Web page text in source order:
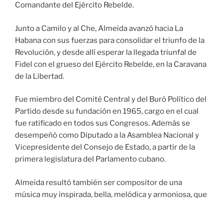
Comandante del Ejército Rebelde.
Junto a Camilo y al Che, Almeida avanzó hacia La
Habana con sus fuerzas para consolidar el triunfo de la
Revolución, y desde allí esperar la llegada triunfal de
Fidel con el grueso del Ejército Rebelde, en la Caravana
de la Libertad.
Fue miembro del Comité Central y del Buró Político del
Partido desde su fundación en 1965, cargo en el cual
fue ratificado en todos sus Congresos. Además se
desempeñó como Diputado a la Asamblea Nacional y
Vicepresidente del Consejo de Estado, a partir de la
primera legislatura del Parlamento cubano.
Almeida resultó también ser compositor de una
música muy inspirada, bella, melódica y armoniosa, que